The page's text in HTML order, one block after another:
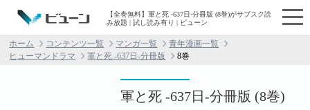
【全巻無料】軍と死 -637日-分冊版 (8巻)がサブスク読
み放題 | 試し読み有り | ビューン
ホーム コンテンツ一覧 マンガ一覧
青年漫画一覧
ヒューマンドラマ
軍と死 -637日-分冊版 8巻
軍と死 -637日-分冊版 (8巻)